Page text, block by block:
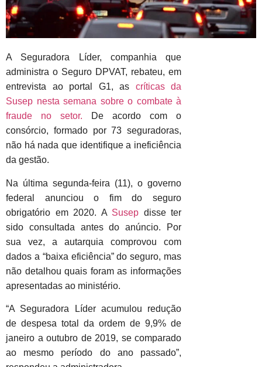
A Seguradora Líder, companhia que
administra o Seguro DPVAT, rebateu, em
entrevista ao portal G1, as críticas da
Susep nesta semana sobre o combate à
fraude no setor. De acordo com o
consórcio, formado por 73 seguradoras,
não há nada que identifique a ineficiência
da gestão.
Na última segunda-feira (11), o governo
federal anunciou o fim do seguro
obrigatório em 2020. A Susep disse ter
sido consultada antes do anúncio. Por
sua vez, a autarquia comprovou com
dados a “baixa eficiência” do seguro, mas
não detalhou quais foram as informações
apresentadas ao ministério.
“A Seguradora Líder acumulou redução
de despesa total da ordem de 9,9% de
janeiro a outubro de 2019, se comparado
ao mesmo período do ano passado”,